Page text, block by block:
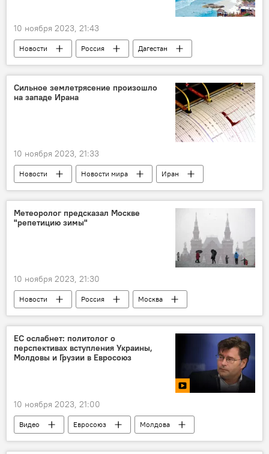
10 ноября 2023, 21:43
Новости Россия
Дагестан
Каспий
курорт
Александр Новак
Сильное землетрясение произошло
на западе Ирана
10 ноября 2023, 21:33
Новости Новости мира
Иран
Землетрясение
Магнитуда
Европейско-Средиземноморский сейсмологический центр
Метеоролог предсказал Москве
"репетицию зимы"
10 ноября 2023, 21:30
Новости Россия
Москва
Прогноз погоды
Потепление
Зима
Снег
циклон
ЕС ослабнет: политолог о
перспективах вступления Украины,
Молдовы и Грузии в Евросоюз
10 ноября 2023, 21:00
Видео Евросоюз
Молдова
Украина
Грузия Членство